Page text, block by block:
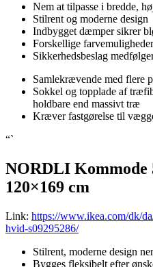
Nem at tilpasse i bredde,
Stilrent og moderne design
Indbygget dæmper sikrer
Forskellige
Sikkerhedsbeslag
Samlekrævende med flere
Sokkel og topplade af
holdbare end massivt træ
Kræver fastgørelse til
“`
NORDLI Kommode
120×169 cm
Link: https://www.ikea.com/dk/
hvid-s09295286/
Stilrent, moderne design
Bygges fleksibelt efter